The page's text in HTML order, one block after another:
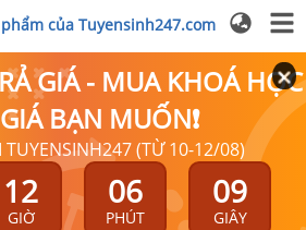
của Tuyensinh247.com
GIÁ - MUA KHOÁ HỌC
BẠN MUỐN❗
TUYENSINH247 (TỪ 10-12/08)
12
GIỜ
06
PHÚT
09
GIÂY